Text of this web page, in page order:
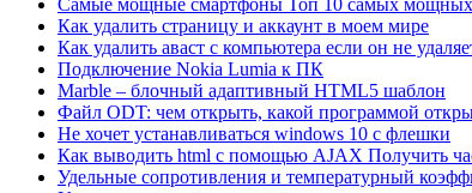
Как удалить страницу и аккаунт в моем мире
Как удалить аваст с компьютера если он не
Подключение Nokia Lumia к ПК
Marble – блочный адаптивный HTML5 шаблон
Файл ODT: чем открыть, какой программой
Не хочет устанавливаться windows 10 с флешки
Как выводить html с помощью AJAX Получить
Удельные сопротивления и температурный